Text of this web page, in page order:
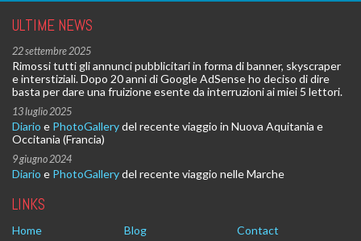
ULTIME NEWS
22 settembre 2025
Rimossi tutti gli annunci pubblicitari in forma di banner, skyscraper
e interstiziali. Dopo 20 anni di Google AdSense ho deciso di dire
basta per dare una fruizione esente da interruzioni ai miei 5 lettori.
13 luglio 2025
Diario e PhotoGallerydel recente viaggio in Nuova Aquitania e
Occitania (Francia)
9 giugno 2024
Diario e PhotoGallerydel recente viaggio nelle Marche
LINKS
Home Blog
Contact